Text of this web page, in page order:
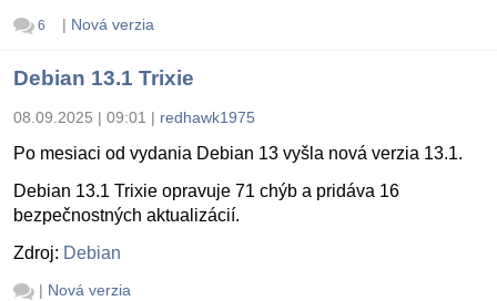
6 | Nová verzia
Debian 13.1 Trixie
08.09.2025 | 09:01 | redhawk1975
Po mesiaci od vydania Debian 13 vyšla nová verzia 13.1.
Debian 13.1 Trixie opravuje 71 chýb a pridáva 16
bezpečnostných aktualizácií.
Zdroj: Debian
| Nová verzia